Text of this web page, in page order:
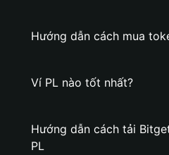
Hướng dẫn cách mua
Ví PL nào tốt nhất?
Hướng dẫn cách tải
PL